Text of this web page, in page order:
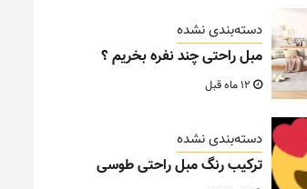
دسته‌بندی نشده
مبل راحتی چند نفره بخریم ؟
دسته‌بندی نشده
ترکیب رنگ مبل راحتی طوسی